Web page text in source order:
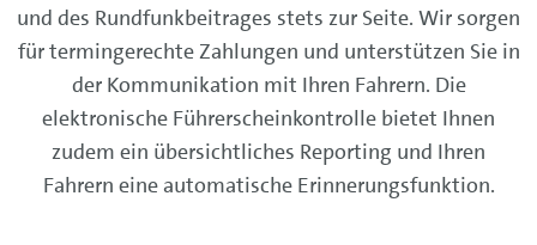
und des Rundfunkbeitrages stets zur Seite. Wir sorgen
für termingerechte Zahlungen und unterstützen Sie in
der Kommunikation mit Ihren Fahrern. Die
elektronische Führerscheinkontrolle bietet Ihnen
zudem ein übersichtliches Reporting und Ihren
Fahrern eine automatische Erinnerungsfunktion.